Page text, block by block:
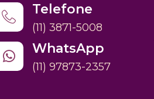
Telefone
(11) 3871-5008
WhatsApp
(11) 97873-2357